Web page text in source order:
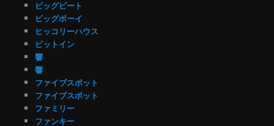
ビッグビート
ビッグボーイ
ヒッコリーハウス
ピットイン
響
響
ファイブスポット
ファイブスポット
ファミリー
ファンキー